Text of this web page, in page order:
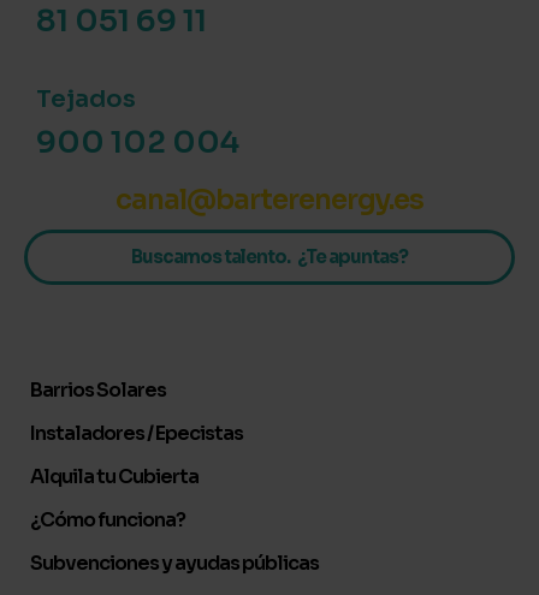
81 051 69 11
Tejados
900 102 004
canal@barterenergy.es
Buscamos talento. ¿Te apuntas?
Barrios Solares
Instaladores / Epecistas
Alquila tu Cubierta
¿Cómo funciona?
Subvenciones y ayudas públicas